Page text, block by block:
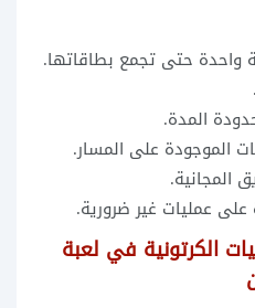
واحدة حتى تجمع بطاقاتها.
المدة.
الموجودة على المسار.
المجانية.
على عمليات غير ضرورية.
الكرتونية في لعبة